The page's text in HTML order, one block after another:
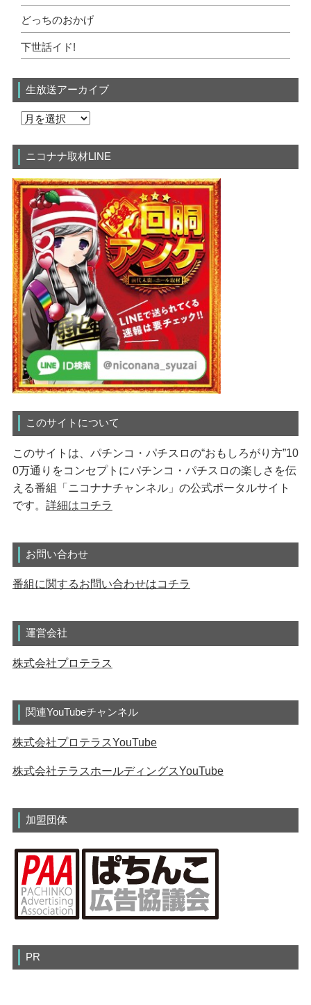
どっちのおかげ
下世話イド!
生放送アーカイブ
ニコナナ取材LINE
このサイトについて
このサイトは、パチンコ・パチスロの“おもしろがり方”10
0万通りをコンセプトにパチンコ・パチスロの楽しさを伝
える番組「ニコナナチャンネル」の公式ポータルサイト
です。 詳細はコチラ
お問い合わせ
番組に関するお問い合わせはコチラ
運営会社
株式会社プロテラス
関連YouTubeチャンネル
株式会社プロテラスYouTube
株式会社テラスホールディングスYouTube
加盟団体
PR